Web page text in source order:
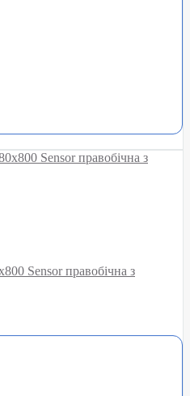
Sensor правобічна з